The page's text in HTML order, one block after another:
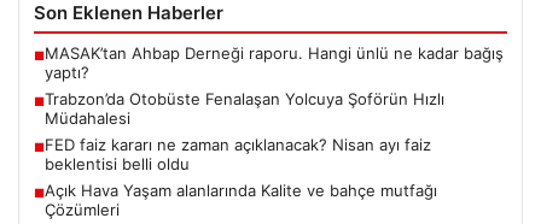
Son Eklenen Haberler
■MASAK’tan Ahbap Derneği raporu. Hangi ünlü ne kadar bağış
yaptı?
■Trabzon’da Otobüste Fenalaşan Yolcuya Şoförün Hızlı
Müdahalesi
■FED faiz kararı ne zaman açıklanacak? Nisan ayı faiz
beklentisi belli oldu
■Açık Hava Yaşam alanlarında Kalite ve bahçe mutfağı
Çözümleri